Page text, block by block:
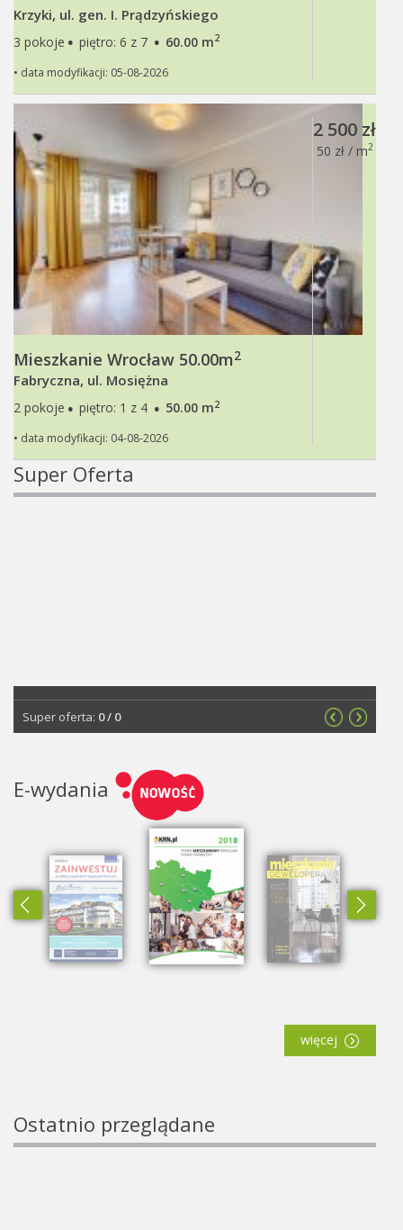
Krzyki, ul. gen. I. Prądzyńskiego
3 pokoje · piętro: 6 z 7 · 60.00 m2
• data modyfikacji: 05-08-2026
Mieszkanie Wrocław 50.00m2
Fabryczna, ul. Mosiężna
2 pokoje · piętro: 1 z 4 · 50.00 m2
• data modyfikacji: 04-08-2026
2 500 zł
50 zł / m2
Super Oferta
Super oferta: 0/ 0
E-wydania
więcej
Ostatnio przeglądane